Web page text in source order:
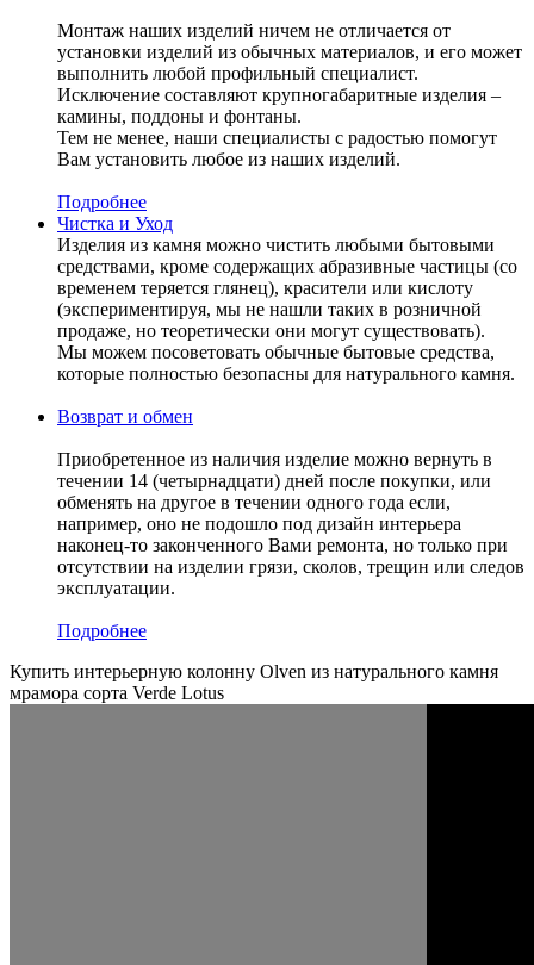
Монтаж наших изделий ничем не отличается от
установки изделий из обычных материалов, и его может
выполнить любой профильный специалист.
Исключение составляют крупногабаритные изделия –
камины, поддоны и фонтаны.
Тем не менее, наши специалисты с радостью помогут
Вам установить любое из наших изделий.
Подробнее
Чистка и Уход
Изделия из камня можно чистить любыми бытовыми
средствами, кроме содержащих абразивные частицы (со
временем теряется глянец), красители или кислоту
(экспериментируя, мы не нашли таких в розничной
продаже, но теоретически они могут существовать).
Мы можем посоветовать обычные бытовые средства,
которые полностью безопасны для натурального камня.
Возврат и обмен
Приобретенное из наличия изделие можно вернуть в
течении 14 (четырнадцати) дней после покупки, или
обменять на другое в течении одного года если,
например, оно не подошло под дизайн интерьера
наконец-то законченного Вами ремонта, но только при
отсутствии на изделии грязи, сколов, трещин или следов
эксплуатации.
Подробнее
Купить интерьерную колонну Olven из натурального камня
мрамора сорта Verde Lotus